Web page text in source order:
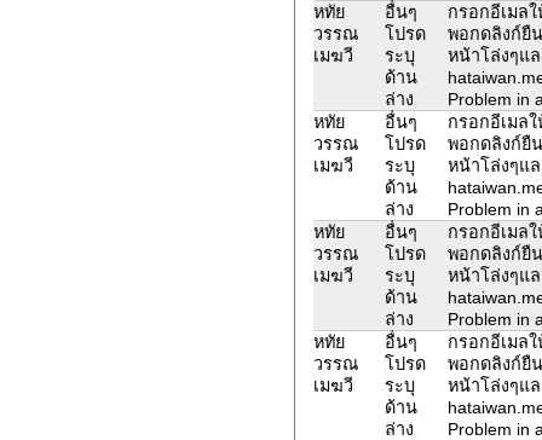
หทัย
วรรณ
เมฆวี
อื่นๆ
โปรด
ระบุ
ด้าน
ล่าง
กรอกอีเมล
พอกดลิงก์ยื
หน้าโล่งๆแ
Problem in
หทัย
วรรณ
เมฆวี
อื่นๆ
โปรด
ระบุ
ด้าน
ล่าง
กรอกอีเมล
พอกดลิงก์ยื
หน้าโล่งๆแ
Problem in
หทัย
วรรณ
เมฆวี
อื่นๆ
โปรด
ระบุ
ด้าน
ล่าง
กรอกอีเมล
พอกดลิงก์ยื
หน้าโล่งๆแ
Problem in
หทัย
วรรณ
เมฆวี
อื่นๆ
โปรด
ระบุ
ด้าน
ล่าง
กรอกอีเมล
พอกดลิงก์ยื
หน้าโล่งๆแ
Problem in